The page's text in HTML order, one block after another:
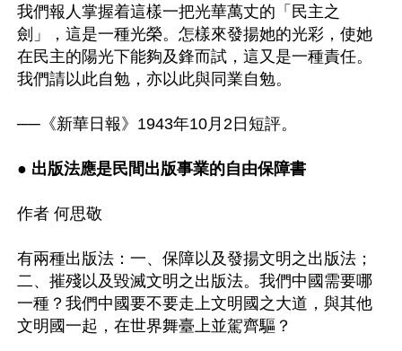
我們報人掌握着這樣一把光華萬丈的「民主之
劍」，這是一種光榮。怎樣來發揚她的光彩，使她
在民主的陽光下能夠及鋒而試，這又是一種責任。
我們請以此自勉，亦以此與同業自勉。
──《新華日報》1943年10月2日短評。
● 出版法應是民間出版事業的自由保障書
作者 何思敬
有兩種出版法：一、保障以及發揚文明之出版法；
二、摧殘以及毀滅文明之出版法。我們中國需要哪
一種？我們中國要不要走上文明國之大道，與其他
文明國一起，在世界舞臺上並駕齊驅？